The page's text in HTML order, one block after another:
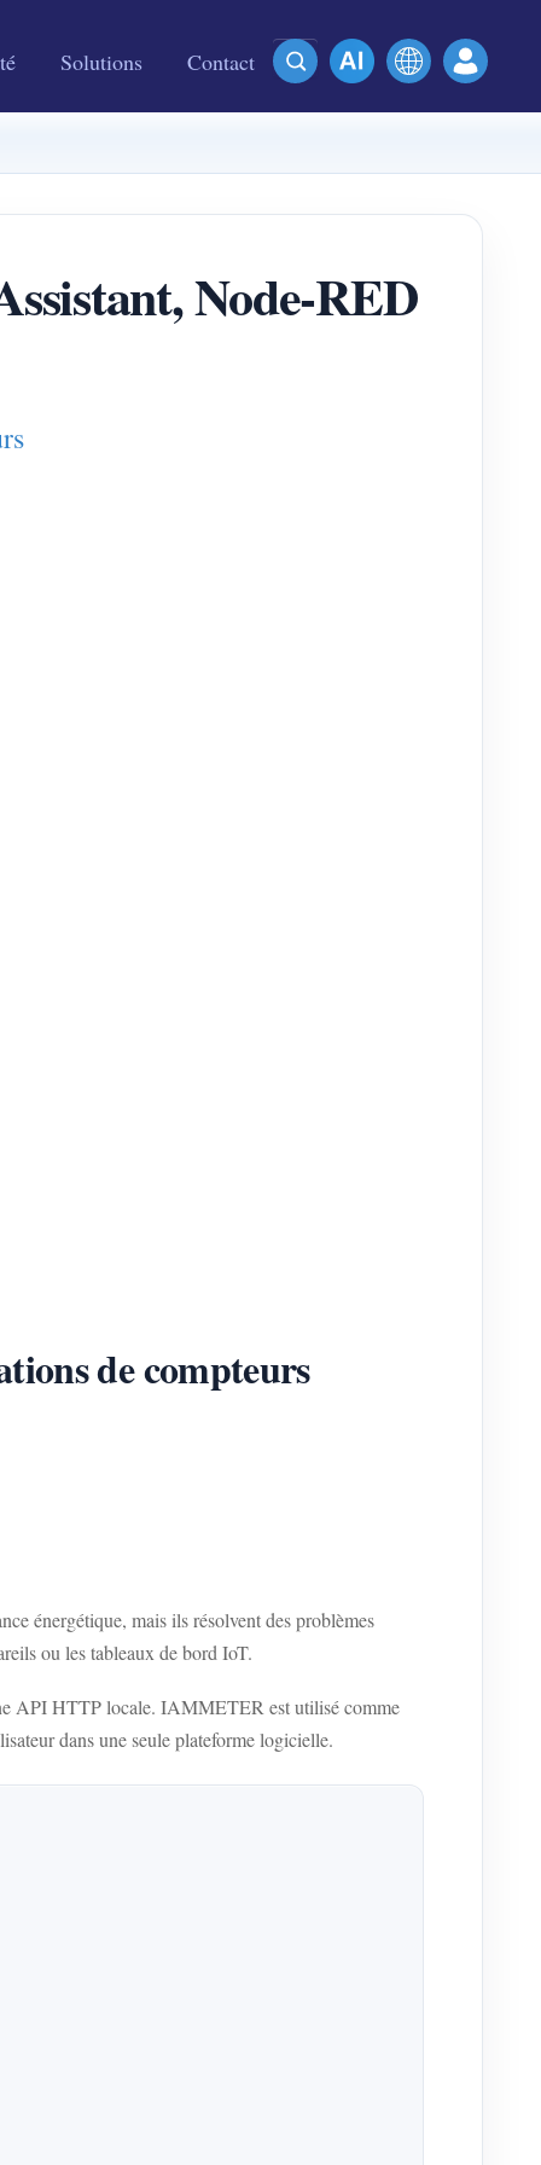
Solutions Contact
Node-RED
de compteurs
énergétique, mais ils résolvent des problèmes
ou les tableaux de bord IoT.
API HTTP locale. IAMMETER est utilisé comme
dans une seule plateforme logicielle.